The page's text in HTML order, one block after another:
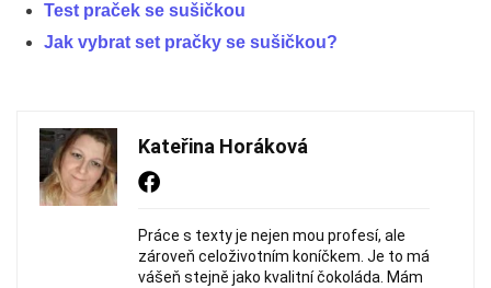
Test praček se sušičkou
Jak vybrat set pračky se sušičkou?
Kateřina Horáková
Práce s texty je nejen mou profesí, ale
zároveň celoživotním koníčkem. Je to má
vášeň stejně jako kvalitní čokoláda. Mám